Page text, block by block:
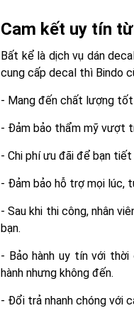
Cam kết uy tín
Bất kể là dịch vụ dán
cung cấp decal thì Bindo
- Mang đến chất lượng
- Đảm bảo thẩm mỹ vượt
- Chi phí ưu đãi để bạn
- Đảm bảo hỗ trợ mọi lúc,
- Sau khi thi công, nhân
bạn.
- Bảo hành uy tín với thời
hành nhưng không đến.
- Đổi trả nhanh chóng với